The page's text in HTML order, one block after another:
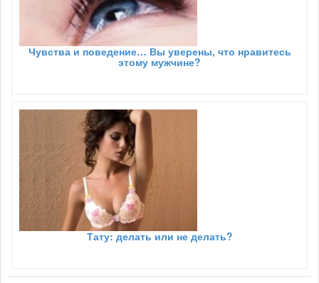
Чувства и поведение… Вы уверены, что нравитесь
этому мужчине?
Тату: делать или не делать?